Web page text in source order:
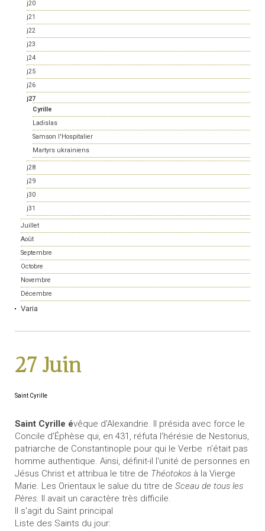
j20
j21
j22
j23
j24
j25
j26
j27
Cyrille
Ladislas
Samson l'Hospitalier
Martyrs ukrainiens
j28
j29
j30
j31
Juillet
Août
Septembre
Octobre
Novembre
Décembre
Varia
27 Juin
Saint Cyrille
Saint Cyrille évêque d'Alexandrie. Il présida avec force le
Concile d'Éphèse qui, en 431, réfuta l'hérésie de Nestorius,
patriarche de Constantinople pour qui le Verbe n'était pas
homme authentique. Ainsi, définit-il l'unité de personnes en
Jésus Christ et attribua le titre de Théotokos à la Vierge
Marie. Les Orientaux le salue du titre de Sceau de tous les
Pères. Il avait un caractère très difficile.
Il s'agit du Saint principal
Liste des Saints du jour: